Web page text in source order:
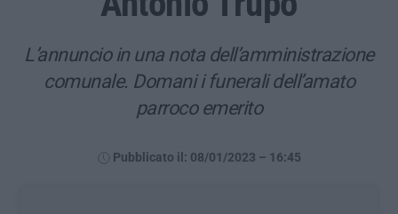
L’annuncio in una nota dell’amministrazione
comunale. Domani i funerali dell’amato
parroco emerito
Pubblicato il: 08/01/2023 – 16:45